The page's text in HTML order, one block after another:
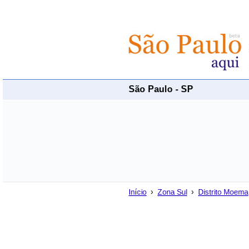
São Paulo - SP
Início › Zona Sul › Distrito Moema